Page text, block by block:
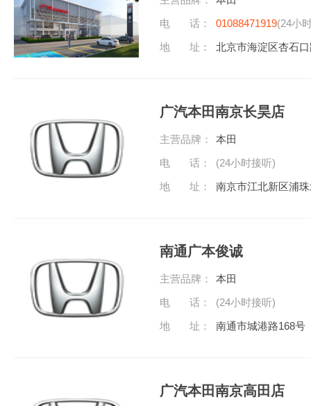
电 话：
01088471919(24小
地 址：
北京市海淀区杏石
广汽本田南京长昊店
主营品牌：
本田
电 话：
(24小时接听)
地 址：
南京市江北新区浦
南通广本俊诚
主营品牌：
本田
电 话：
(24小时接听)
地 址：
南通市城港路168号
广汽本田南京高田店